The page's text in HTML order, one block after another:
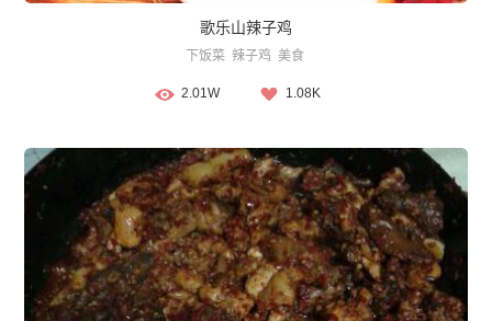
歌乐山辣子鸡
下饭菜 辣子鸡 美食
2.01W 1.08K